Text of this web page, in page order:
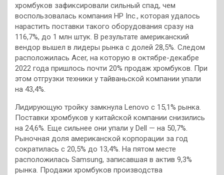
хромбуков зафиксировали сильный спад, чем
воспользовалась компания HP Inc., которая удалось
нарастить поставки такого оборудования сразу на
116,7%, до 1 млн штук. В результате американский
вендор вышел в лидеры рынка с долей 28,5%. Следом
расположилась Acer, на которую в октябре-декабре
2022 года пришлось почти 20% продаж хромбуков. При
этом отгрузки техники у тайваньской компании упали
на 43,4%.
Лидирующую тройку замкнула Lenovo с 15,1% рынка.
Поставки хромбуков у китайской компании снизились
на 24,6%. Еще сильнее они упали у Dell — на 50,7%.
Рыночная доля американской корпорации за год
сократилась с 20,5% до 13,4%. На пятом месте
расположилась Samsung, записавшая в актив 9,3%
рынка. Продажи хромбуков производства